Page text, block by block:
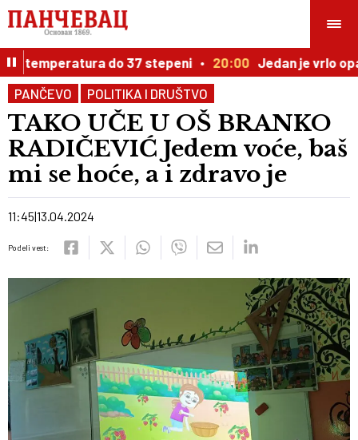
temperatura do 37 stepeni 20:00 Jedan je vrlo
PANČEVO
POLITIKA I DRUŠTVO
TAKO UČE U OŠ BRANKO
RADIČEVIĆ Jedem voće, baš
mi se hoće, a i zdravo je
11:45 13.04.2024
Podeli vest: